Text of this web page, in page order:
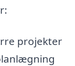
projekter